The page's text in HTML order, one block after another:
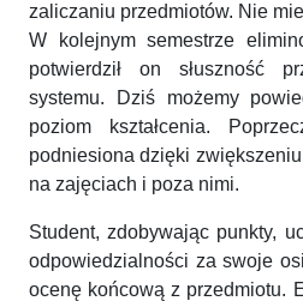
zaliczaniu przedmiotów. Nie
W kolejnym semestrze
potwierdził on słuszność
systemu. Dziś możemy
poziom kształcenia.
podniesiona dzięki
na zajęciach i poza nimi.
Student, zdobywając punkty,
odpowiedzialności za swoje
ocenę końcową z przedmiotu.